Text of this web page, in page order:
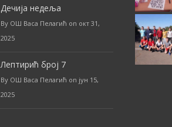
Дечија недеља
By ОШ Васа Пелагић on окт 31,
2025
Лептирић број 7
By ОШ Васа Пелагић on јун 15,
2025